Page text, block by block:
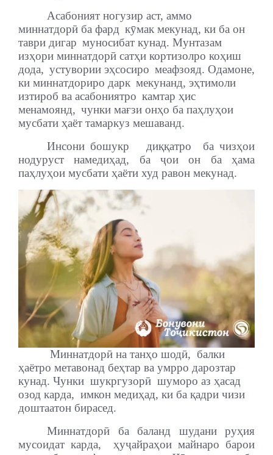
Асабоният ногузир аст, аммо
миннатдорӣ ба фард кӯмак мекунад, ки ба он
таври дигар муносибат кунад. Мунтазам
изҳори миннатдорӣ сатҳи кортизолро коҳиш
дода, устувории эҳсосиро меафзояд. Одамоне,
ки миннатдориро дарк мекунанд, эҳтимоли
изтироб ва асабониятро камтар ҳис
менамоянд, чунки мағзи онҳо ба паҳлуҳои
мусбати ҳаёт тамаркуз мешаванд.
Инсони бошукр
диққатро
ба чизҳои
нодуруст намедиҳад, ба ҷои он ба ҳама
паҳлуҳои мусбати ҳаёти худ равон мекунад.
Миннатдорӣ на танҳо шодӣ, балки
ҳаётро метавонад беҳтар ва умрро дарозтар
кунад. Чунки шукргузорӣ шуморо аз ҳасад
озод карда, имкон медиҳад, ки ба қадри чизи
доштаатон бирасед.
Миннатдорӣ ба баланд шудани руҳия
мусоидат карда,
ҳуҷайраҳои майнаро барои